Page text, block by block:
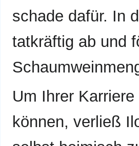
schade dafür. In
tatkräftig ab und
Um Ihrer
können, verließ